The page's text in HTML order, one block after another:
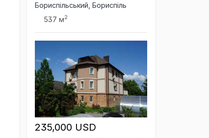
Бориспільський, Бориспіль
537 м2
235,000 USD